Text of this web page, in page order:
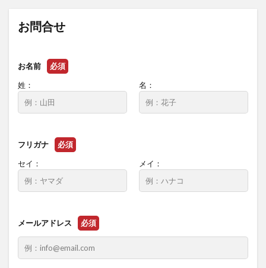
お問合せ
お名前
必須
姓：
名：
フリガナ
必須
セイ：
メイ：
メールアドレス 必須